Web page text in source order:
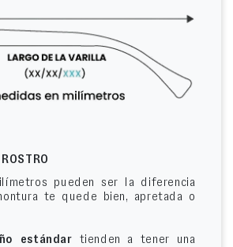
pueden ser la diferencia
te quede bien, apretada o
estándar tienden a tener una